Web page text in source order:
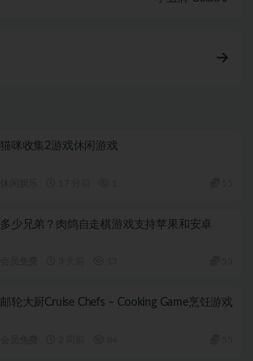
猫咪收集2游戏休闲游戏
多少兄弟？肉鸽自走棋游戏支持苹果和安卓
邮轮大厨Cruise Chefs – Cooking Game烹饪游戏